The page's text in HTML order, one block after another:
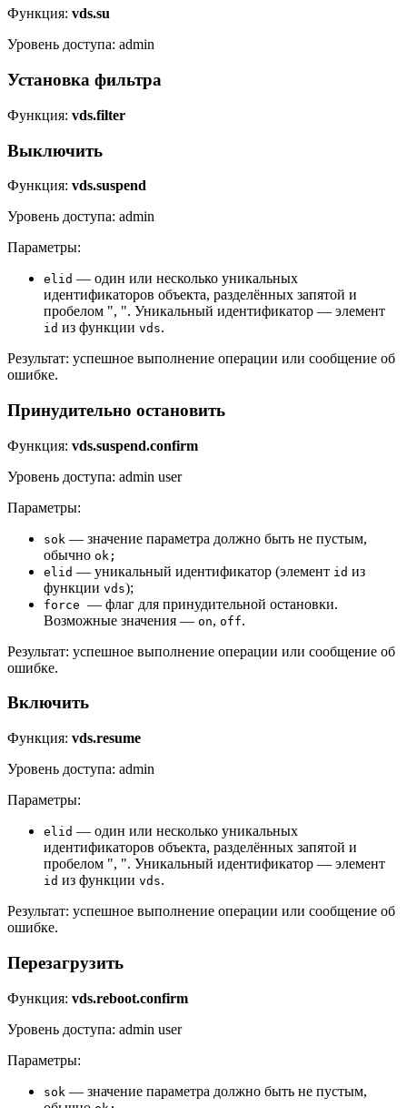
Функция: vds.su
Уровень доступа: admin
Установка фильтра
Функция: vds.filter
Выключить
Функция: vds.suspend
Уровень доступа: admin
Параметры:
elid — один или несколько уникальных
идентификаторов объекта, разделённых запятой и
пробелом ", ". Уникальный идентификатор — элемент
id из функции vds.
Результат: успешное выполнение операции или сообщение об
ошибке.
Принудительно остановить
Функция: vds.suspend.confirm
Уровень доступа: admin user
Параметры:
sok — значение параметра должно быть не пустым,
обычно ok;
elid — уникальный идентификатор (элемент id из
функции vds);
force — флаг для принудительной остановки.
Возможные значения — on, off.
Результат: успешное выполнение операции или сообщение об
ошибке.
Включить
Функция: vds.resume
Уровень доступа: admin
Параметры:
elid — один или несколько уникальных
идентификаторов объекта, разделённых запятой и
пробелом ", ". Уникальный идентификатор — элемент
id из функции vds.
Результат: успешное выполнение операции или сообщение об
ошибке.
Перезагрузить
Функция: vds.reboot.confirm
Уровень доступа: admin user
Параметры:
sok — значение параметра должно быть не пустым,